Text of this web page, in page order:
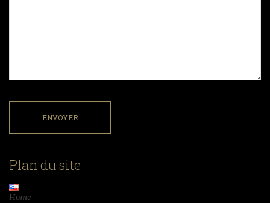
Plan du site
Home